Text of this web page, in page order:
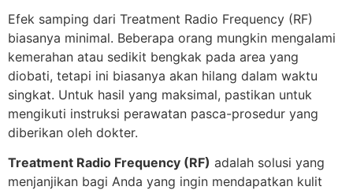
Efek samping dari Treatment Radio Frequency (RF)
biasanya minimal. Beberapa orang mungkin mengalami
kemerahan atau sedikit bengkak pada area yang
diobati, tetapi ini biasanya akan hilang dalam waktu
singkat. Untuk hasil yang maksimal, pastikan untuk
mengikuti instruksi perawatan pasca-prosedur yang
diberikan oleh dokter.
Treatment Radio Frequency (RF) adalah solusi yang
menjanjikan bagi Anda yang ingin mendapatkan kulit